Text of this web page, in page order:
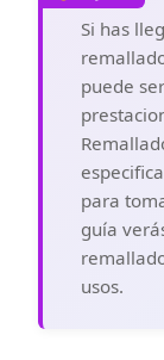
de
y
o
o
no
Si has
puede
para
guía
usos.